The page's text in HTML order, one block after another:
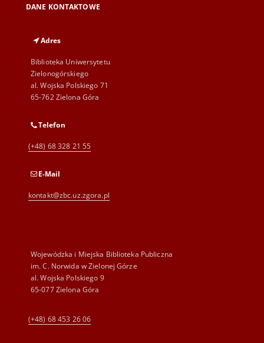
DANE KONTAKTOWE
Adres
Biblioteka Uniwersytetu
Zielonogórskiego
al. Wojska Polskiego 71
65-762 Zielona Góra
Telefon
(+48) 68 328 21 55
E-Mail
kontakt@zbc.uz.zgora.pl
Wojewódzka i Miejska Biblioteka Publiczna
im. C. Norwida w Zielonej Górze
al. Wojska Polskiego 9
65-077 Zielona Góra
(+48) 68 453 26 06